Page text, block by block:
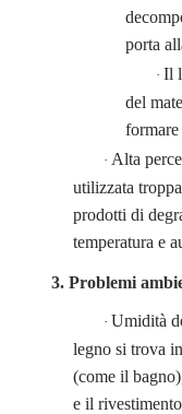
porta
· Il
del
· Alta
utilizzata
prodotti di
temperatura e
3. Problemi
· Umidità
legno si trova
(come il
e il